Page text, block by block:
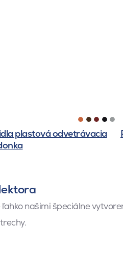
plastová odvetrávacia
našimi špeciálne